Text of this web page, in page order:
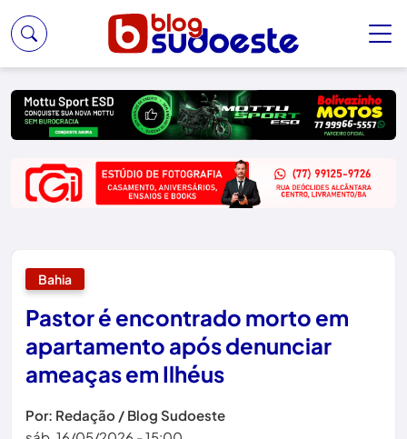
Bahia
Pastor é encontrado morto em
apartamento após denunciar
ameaças em Ilhéus
Por: Redação / Blog Sudoeste